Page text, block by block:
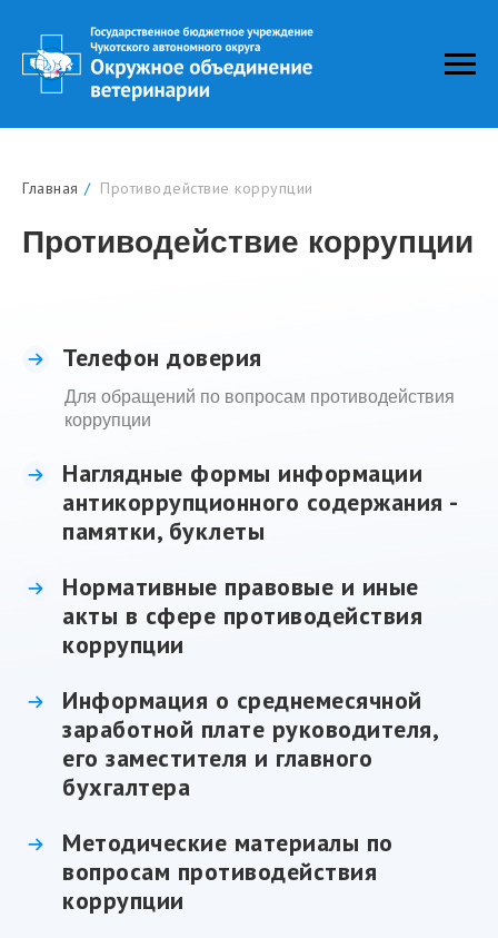
Главная / Противодействие коррупции
Противодействие коррупции
Телефон доверия
Для обращений по вопросам противодействия
коррупции
Наглядные формы информации
антикоррупционного содержания -
памятки, буклеты
Нормативные правовые и иные
акты в сфере противодействия
коррупции
Информация о среднемесячной
заработной плате руководителя,
его заместителя и главного
бухгалтера
Методические материалы по
вопросам противодействия
коррупции